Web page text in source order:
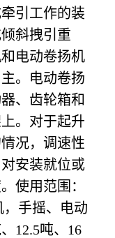
引工作的装
斜拽引重
电动卷扬机
。电动卷扬
、齿轮箱和
。对于起升
况，调速性
安装就位或
使用范围：
，手摇、电动
12.5吨、16